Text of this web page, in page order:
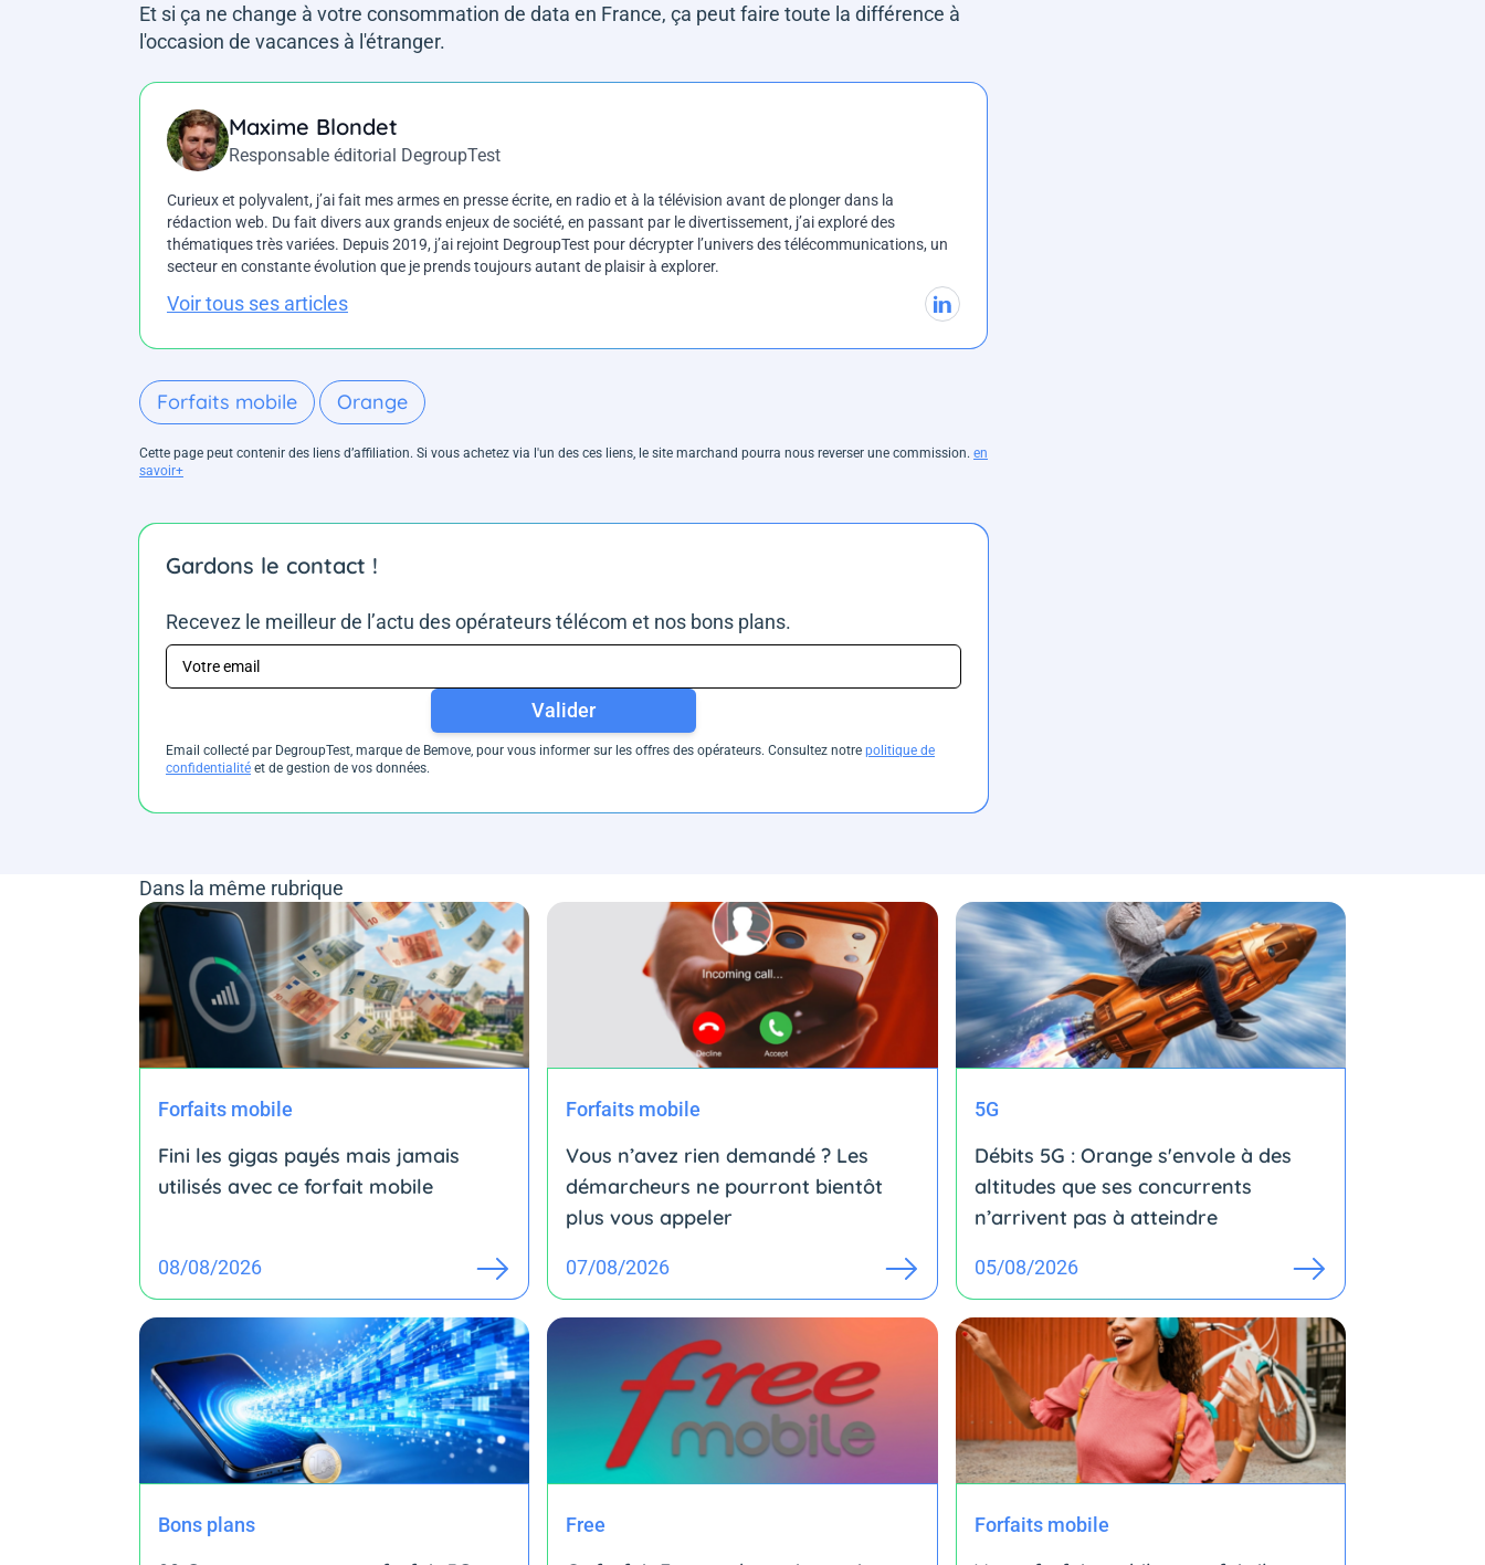
Et si ça ne change à votre consommation de data en France, ça peut faire toute la différence à
l'occasion de vacances à l'étranger.
Maxime Blondet
Responsable éditorial DegroupTest
Curieux et polyvalent, j’ai fait mes armes en presse écrite, en radio et à la télévision avant de plonger dans la
rédaction web. Du fait divers aux grands enjeux de société, en passant par le divertissement, j’ai exploré des
thématiques très variées. Depuis 2019, j’ai rejoint DegroupTest pour décrypter l’univers des télécommunications, un
secteur en constante évolution que je prends toujours autant de plaisir à explorer.
Voir tous ses articles
Forfaits mobile Orange
Cette page peut contenir des liens d’affiliation. Si vous achetez via l'un des ces liens, le site marchand pourra nous reverser une commission. en
savoir+
Gardons le contact !
Recevez le meilleur de l’actu des opérateurs télécom et nos bons plans.
Valider
Email collecté par DegroupTest, marque de Bemove, pour vous informer sur les offres des opérateurs. Consultez notre politique de
confidentialité et de gestion de vos données.
Dans la même rubrique
Forfaits mobile
Fini les gigas payés mais jamais
utilisés avec ce forfait mobile
08/08/2026
Forfaits mobile
Vous n’avez rien demandé ? Les
démarcheurs ne pourront bientôt
plus vous appeler
07/08/2026
5G
Débits 5G : Orange s'envole à des
altitudes que ses concurrents
n’arrivent pas à atteindre
05/08/2026
Bons plans Free Forfaits mobile